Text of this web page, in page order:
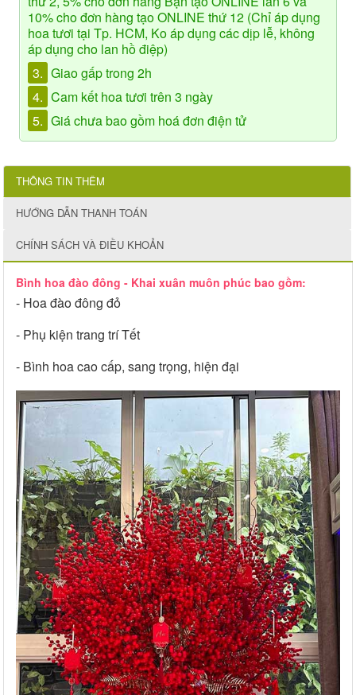
10% cho đơn hàng tạo ONLINE thứ 12 (Chỉ áp dụng
hoa tươi tại Tp. HCM, Ko áp dụng các dịp lễ, không
áp dụng cho lan hồ điệp)
3. Giao gấp trong 2h
4. Cam kết hoa tươi trên 3 ngày
5. Giá chưa bao gồm hoá đơn điện tử
THÔNG TIN THÊM
HƯỚNG DẪN THANH TOÁN
CHÍNH SÁCH VÀ ĐIỀU KHOẢN
Bình hoa đào đông - Khai xuân muôn phúc bao gồm:
- Hoa đào đông đỏ
- Phụ kiện trang trí Tết
- Bình hoa cao cấp, sang trọng, hiện đại